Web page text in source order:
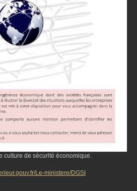
culture de sécurité économique.
Le-ministere/DGSI